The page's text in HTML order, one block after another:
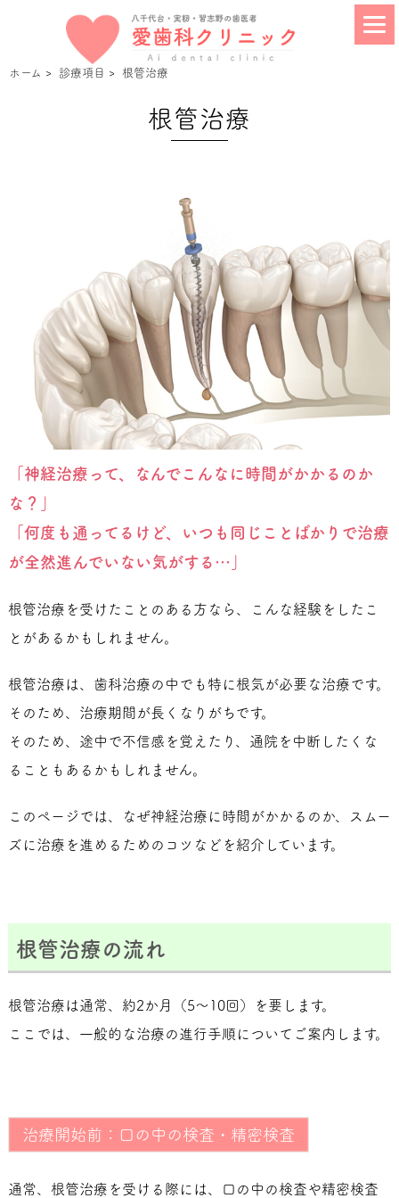
ホーム > 診療項目 > 根管治療
根管治療
「神経治療って、なんでこんなに時間がかかるのか
な？」
「何度も通ってるけど、いつも同じことばかりで治療
が全然進んでいない気がする…」
根管治療を受けたことのある方なら、こんな経験をしたこ
とがあるかもしれません。
根管治療は、歯科治療の中でも特に根気が必要な治療です。
そのため、治療期間が長くなりがちです。
そのため、途中で不信感を覚えたり、通院を中断したくな
ることもあるかもしれません。
このページでは、なぜ神経治療に時間がかかるのか、スムー
ズに治療を進めるためのコツなどを紹介しています。
根管治療の流れ
根管治療は通常、約2か月（5～10回）を要します。
ここでは、一般的な治療の進行手順についてご案内します。
治療開始前：口の中の検査・精密検査
通常、根管治療を受ける際には、口の中の検査や精密検査